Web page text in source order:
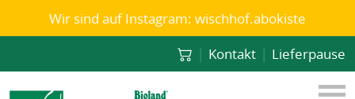
Wir sind auf Instagram: wischhof.abokiste
| Kontakt | Lieferpause